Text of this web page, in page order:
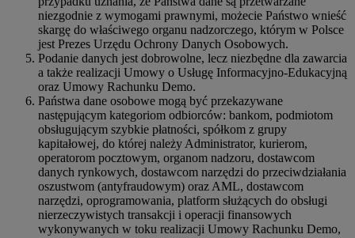
niezgodnie z wymogami prawnymi, możecie Państwo wnieść
skargę do właściwego organu nadzorczego, którym w Polsce
jest Prezes Urzędu Ochrony Danych Osobowych.
Podanie danych jest dobrowolne, lecz niezbędne dla zawarcia
a także realizacji Umowy o Usługę Informacyjno-Edukacyjną
oraz Umowy Rachunku Demo.
Państwa dane osobowe mogą być przekazywane
następującym kategoriom odbiorców: bankom, podmiotom
obsługującym szybkie płatności, spółkom z grupy
kapitałowej, do której należy Administrator, kurierom,
operatorom pocztowym, organom nadzoru, dostawcom
danych rynkowych, dostawcom narzędzi do przeciwdziałania
oszustwom (antyfraudowym) oraz AML, dostawcom
narzędzi, oprogramowania, platform służących do obsługi
nierzeczywistych transakcji i operacji finansowych
wykonywanych w toku realizacji Umowy Rachunku Demo,